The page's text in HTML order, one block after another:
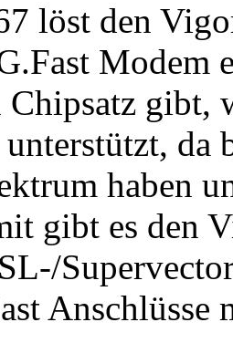
löst den
Modem
Chipsatz gibt,
da
haben
gibt es den